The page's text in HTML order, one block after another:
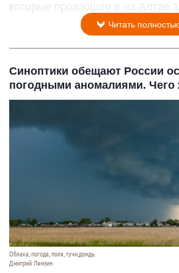
которые произошли в на Алтае
Читать
Синоптики обещают России
погодными аномалиями. Чего
Облака, погода, поля, тучи,дождь.
Дмитрий Лямзин